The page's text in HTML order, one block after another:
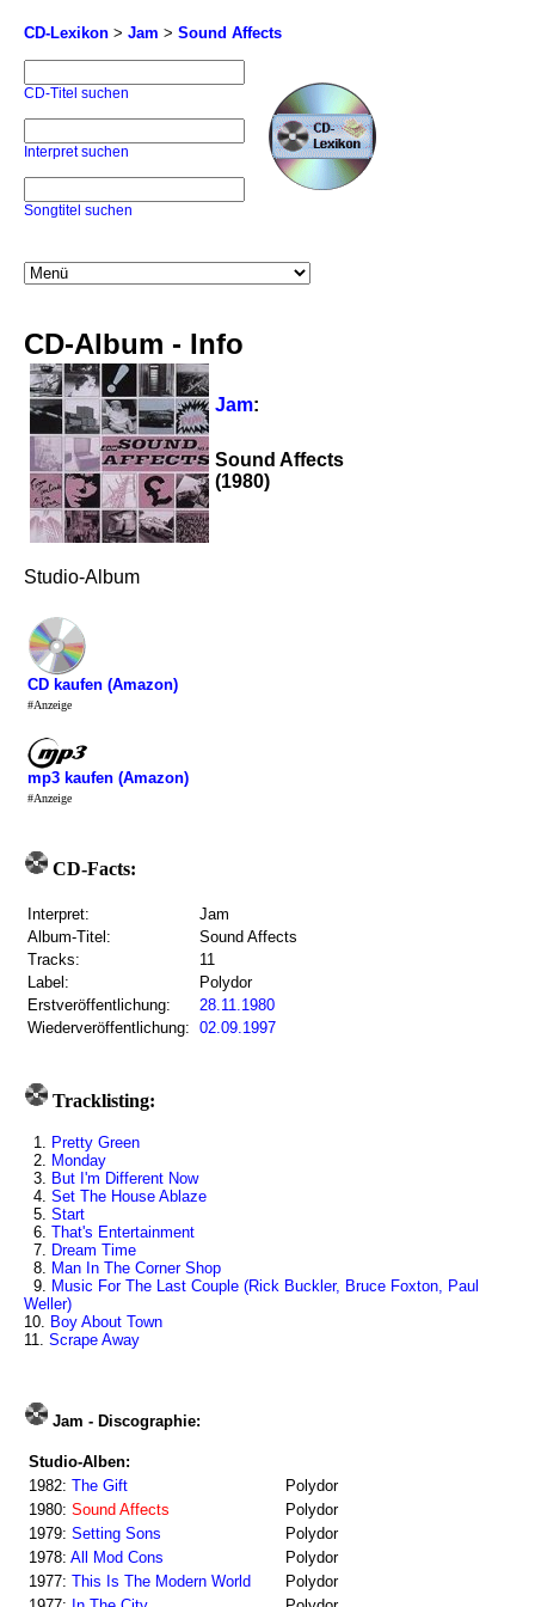
CD-Lexikon > Jam > Sound Affects
CD-Titel suchen
Interpret suchen
Songtitel suchen
CD-Album - Info
Jam:
Sound Affects
(1980)
Studio-Album
CD kaufen (Amazon)
#Anzeige
mp3 kaufen (Amazon)
#Anzeige
CD-Facts:
Interpret:
Jam
Album-Titel:
Sound Affects
Tracks:
11
Label:
Polydor
Erstveröffentlichung:
28.11.1980
Wiederveröffentlichung: 02.09.1997
Tracklisting:
1. Pretty Green
2. Monday
3. But I'm Different Now
4. Set The House Ablaze
5. Start
6. That's Entertainment
7. Dream Time
8. Man In The Corner Shop
9. Music For The Last Couple (Rick Buckler, Bruce Foxton, Paul
Weller)
10. Boy About Town
11. Scrape Away
Jam - Discographie:
Studio-Alben:
1982: The Gift
Polydor
1980: Sound Affects
Polydor
1979: Setting Sons
Polydor
1978: All Mod Cons
Polydor
1977: This Is The Modern World
Polydor